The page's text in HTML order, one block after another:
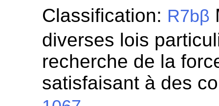
Classification: R7bβ
diverses lois
recherche de la
satisfaisant à des